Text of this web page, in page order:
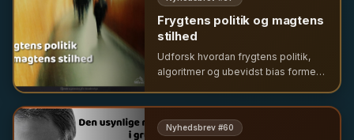
Frygtens politik og magtens
stilhed
Udforsk hvordan frygtens politik,
algoritmer og ubevidst bias former
behovet for reel diversitet i ledelse.
Nyhedsbrev #60